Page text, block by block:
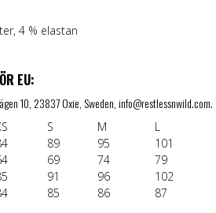
4 % elastan
EU:
10, 23837 Oxie, Sweden, info@restlessnwild.com.
S M L
89 95 101
69 74 79
91 96 102
85 86 87